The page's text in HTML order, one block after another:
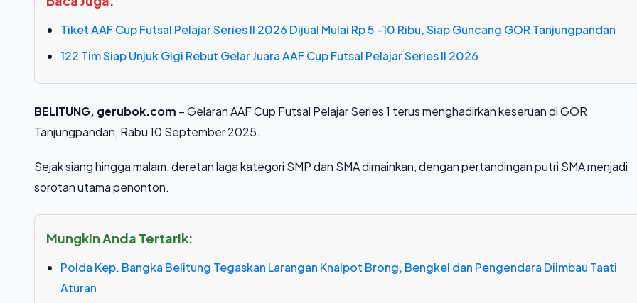
Tiket AAF Cup Futsal Pelajar Series II 2026 Dijual Mulai Rp 5 -10 Ribu, Siap Guncang GOR Tanjungpandan
122 Tim Siap Unjuk Gigi Rebut Gelar Juara AAF Cup Futsal Pelajar Series II 2026
BELITUNG, gerubok.com – Gelaran AAF Cup Futsal Pelajar Series 1 terus menghadirkan keseruan di GOR
Tanjungpandan, Rabu 10 September 2025.
Sejak siang hingga malam, deretan laga kategori SMP dan SMA dimainkan, dengan pertandingan putri SMA menjadi
sorotan utama penonton.
Mungkin Anda Tertarik:
Polda Kep. Bangka Belitung Tegaskan Larangan Knalpot Brong, Bengkel dan Pengendara Diimbau Taati
Aturan